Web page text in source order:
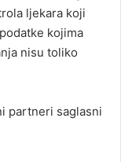
ljekara koji
kojima
nisu toliko
partneri saglasni